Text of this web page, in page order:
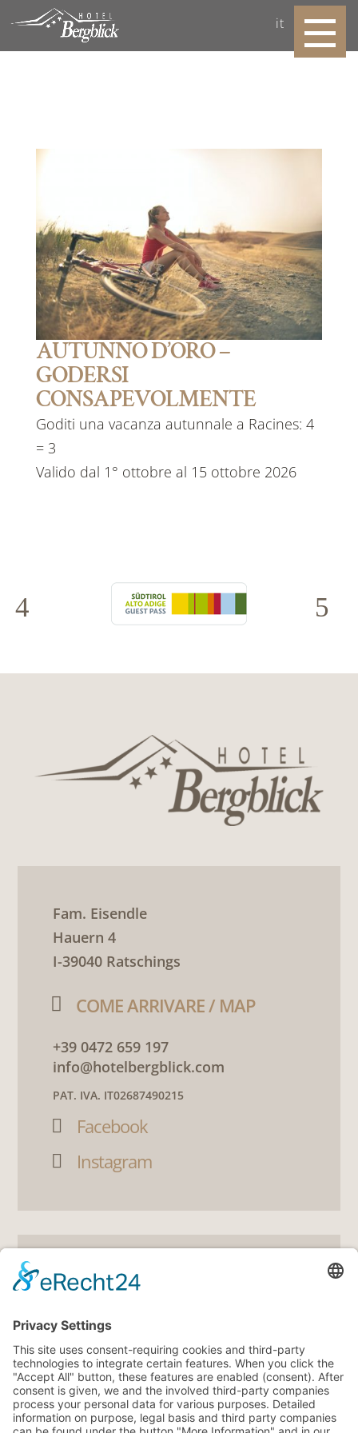
it
AUTUNNO D’ORO –
GODERSI
CONSAPEVOLMENTE
Goditi una vacanza autunnale a Racines: 4
= 3
Valido dal 1° ottobre al 15 ottobre 2026
Fam. Eisendle
Hauern 4
I-39040 Ratschings
 COME ARRIVARE / MAP
+39 0472 659 197
info@hotelbergblick.com
PAT. IVA. IT02687490215
 Facebook
 Instagram
LINKS
5
5 Offerte
5 Meteo
5 Eventi